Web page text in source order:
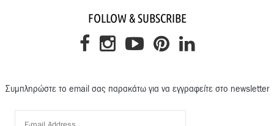
FOLLOW & SUBSCRIBE
Συμπληρώστε το email σας παρακάτω για να εγγραφείτε στο newsletter